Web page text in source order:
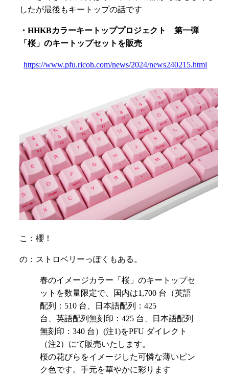
したが最後もキートップの話です
・HHKBカラーキートッププロジェクト 第一弾
「桜」のキートップセットを販売
https://www.pfu.ricoh.com/news/2024/news240215.html
こ：櫻！
の：ストロベリーっぽくもある。
春のイメージカラー「桜」のキートップセ
ットを数量限定で、国内は1,700 台（英語
配列：510 台、日本語配列：425
台、英語配列無刻印：425 台、日本語配列
無刻印：340 台）(注1)をPFU ダイレクト
（注2）にて販売いたします。
桜の花びらをイメージした可憐な薄いピン
ク色です。手元を華やかに彩ります